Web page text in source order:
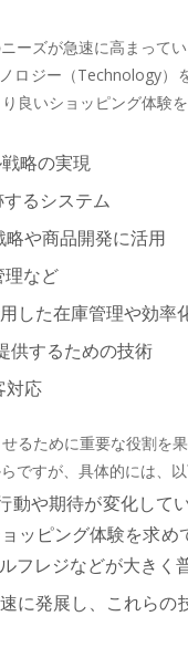
ーズが急速に高まってい
ロジー（Technology
いショッピング体験
略の実現
るシステム
や商品開発に活用
理など
した在庫管理や効率
供するための技術
対応
るために重要な役割を果
すが、具体的には、以
や期待が変化し
ッピング体験を求
レジなどが大きく
に発展し、これら